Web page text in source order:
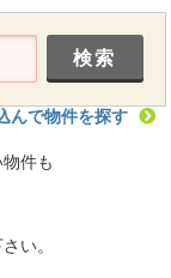
んで物件を探す
件も
い。